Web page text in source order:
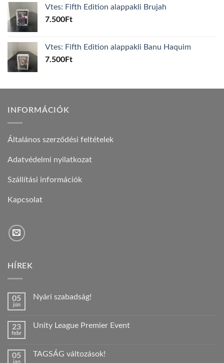
Vtes: Fifth Edition alappakli Brujah
7.500Ft
Vtes: Fifth Edition alappakli Banu Haquim
7.500Ft
INFORMÁCIÓK
Általános szerződési feltételek
Adatvédelmi nyilatkozat
Szállítási információk
Kapcsolat
HÍREK
05
jún
Nyári szabadság!
Nyári
23
febr
Unity League Premier Event
Unity
05
jan
TAGSÁG változások!